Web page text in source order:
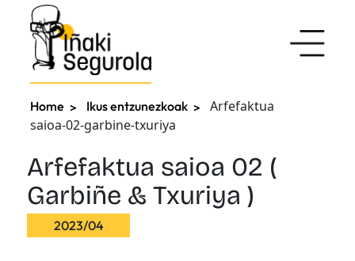
Home Ikus entzunezkoak
Arfefaktua
saioa-02-garbine-txuriya
Arfefaktua saioa 02 (
Garbiñe & Txuriya )
2023/04